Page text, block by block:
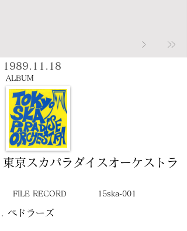
東京スカパラダイスオーケストラ
1989.11.18
ALBUM
FILE RECORD 15ska-001
ペドラーズ